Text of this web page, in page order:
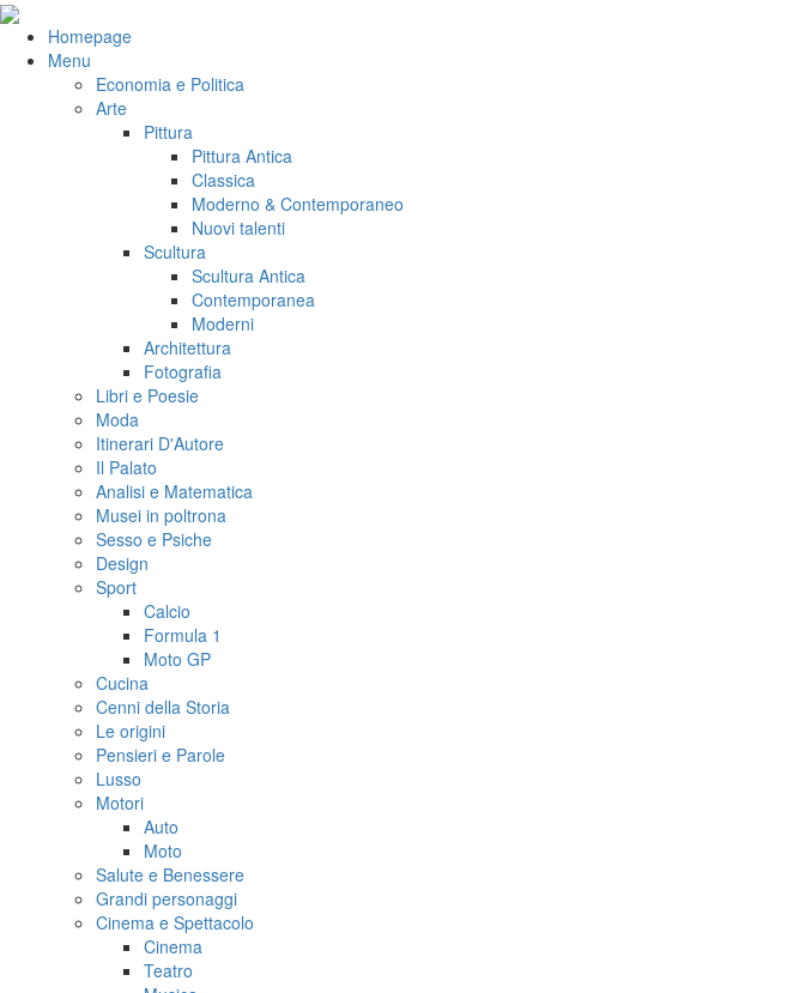
Salta
contenuto
VeniVidiViciHomepage
Menu
Economia e Politica
Arte
Pittura
Pittura Antica
Classica
Moderno & Contemporaneo
Nuovi talenti
Scultura
Scultura Antica
Contemporanea
Moderni
Architettura
Fotografia
Libri e Poesie
Moda
Itinerari D'Autore
Il Palato
Analisi e Matematica
Musei in poltrona
Sesso e Psiche
Design
Sport
Calcio
Formula 1
Moto GP
Cucina
Cenni della Storia
Le origini
Pensieri e Parole
Lusso
Motori
Auto
Moto
Salute e Benessere
Grandi personaggi
Cinema e Spettacolo
Cinema
Teatro